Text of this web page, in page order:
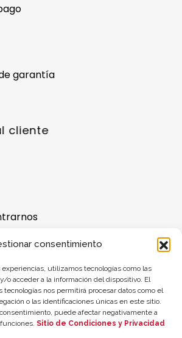
consentimiento
experiencias, utilizamos tecnologías como las
o acceder a la información del dispositivo. El
nos permitirá procesar datos como el
o las identificaciones únicas en este sitio.
puede afectar negativamente a
Sitio de Condiciones y Privacidad
garantía
cliente